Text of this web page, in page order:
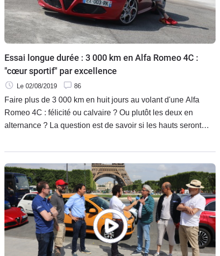
Essai longue durée : 3 000 km en Alfa Romeo 4C :
"cœur sportif" par excellence
Le 02/08/2019 86
Faire plus de 3 000 km en huit jours au volant d'une Alfa
Romeo 4C : félicité ou calvaire ? Ou plutôt les deux en
alternance ? La question est de savoir si les hauts seront
technique et du profil général du véhicule, il est certain que
l'expérience ne s'annonce physiquement pas de tout repos
mais la ligne fabuleuse, les performances de premier ordre
et le bruit magnifique permettent-ils de tout oublier ?